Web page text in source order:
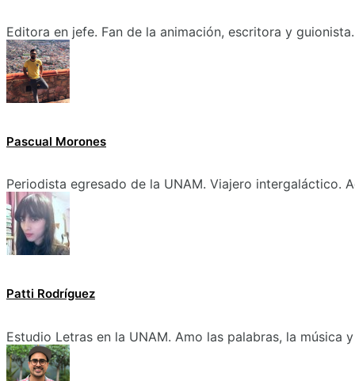
Editora en jefe. Fan de la animación, escritora y guionista.
Pascual Morones
Periodista egresado de la UNAM. Viajero intergaláctico.
Patti Rodríguez
Estudio Letras en la UNAM. Amo las palabras, la música